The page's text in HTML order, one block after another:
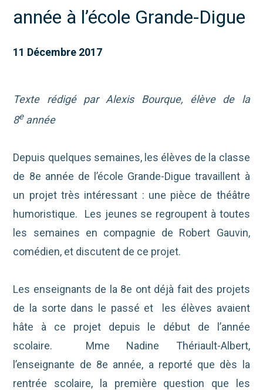
année à l’école Grande-Digue
11 Décembre 2017
Texte rédigé par Alexis Bourque, élève de la
8eannée
Depuis quelques semaines, les élèves de la classe
de 8e année de l’école Grande-Digue travaillent à
un projet très intéressant : une pièce de théâtre
humoristique. Les jeunes se regroupent à toutes
les semaines en compagnie de Robert Gauvin,
comédien, et discutent de ce projet.
Les enseignants de la 8e ont déjà fait des projets
de la sorte dans le passé et les élèves avaient
hâte à ce projet depuis le début de l’année
scolaire. Mme Nadine Thériault-Albert,
l’enseignante de 8e année, a reporté que dès la
rentrée scolaire, la première question que les